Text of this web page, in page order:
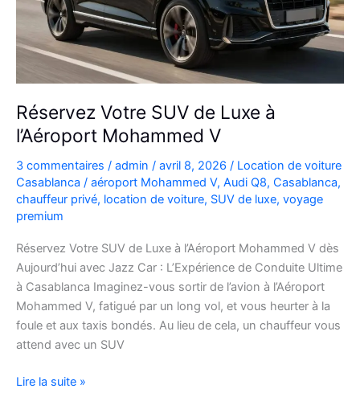
plans
Réservez Votre SUV de Luxe à
l’Aéroport Mohammed V
3 commentaires / admin / avril 8, 2026 / Location de voiture
Casablanca / aéroport Mohammed V, Audi Q8, Casablanca,
chauffeur privé, location de voiture, SUV de luxe, voyage
premium
Réservez Votre SUV de Luxe à l’Aéroport Mohammed V dès
Aujourd’hui avec Jazz Car : L’Expérience de Conduite Ultime
à Casablanca Imaginez-vous sortir de l’avion à l’Aéroport
Mohammed V, fatigué par un long vol, et vous heurter à la
foule et aux taxis bondés. Au lieu de cela, un chauffeur vous
attend avec un SUV
Réservez
Lire la suite »